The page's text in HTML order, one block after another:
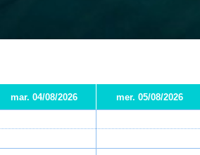
mar. 04/08/2026 mer. 05/08/2026